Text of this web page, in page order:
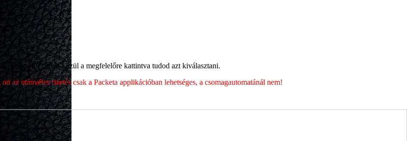
megjelenő címek közül a megfelelőre kattintva tudod azt kiválasztani.
utánvétes fizetés csak a Packeta applikációban lehetséges, a csomagautomatánál nem!